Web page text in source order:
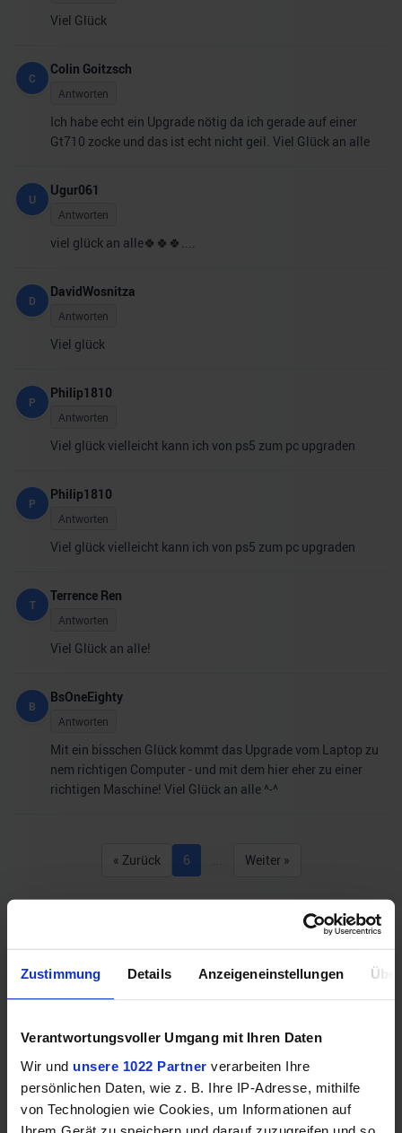
Zustimmung Details Anzeigeneinstellungen
Verantwortungsvoller Umgang mit Ihren Daten
Wir und unsere 1022 Partner verarbeiten Ihre
persönlichen Daten, wie z. B. Ihre IP-Adresse, mithilfe
von Technologien wie Cookies, um Informationen auf
Viel Glück
C
Colin Goitzsch
Antworten
Ich habe echt ein Upgrade nötig da ich gerade auf einer
Gt710 zocke und das ist echt nicht geil. Viel Glück an alle
U
Ugur061
Antworten
viel glück an alle🍀🍀🍀....
D
DavidWosnitza
Antworten
Viel glück
P
Philip1810
Antworten
Viel glück vielleicht kann ich von ps5 zum pc upgraden
P
Philip1810
Antworten
Viel glück vielleicht kann ich von ps5 zum pc upgraden
T
Terrence Ren
Antworten
Viel Glück an alle!
B
BsOneEighty
Antworten
Mit ein bisschen Glück kommt das Upgrade vom Laptop zu
nem richtigen Computer - und mit dem hier eher zu einer
richtigen Maschine! Viel Glück an alle ^-^
« Zurück 6 Weiter »
Könnte dich auch interessieren